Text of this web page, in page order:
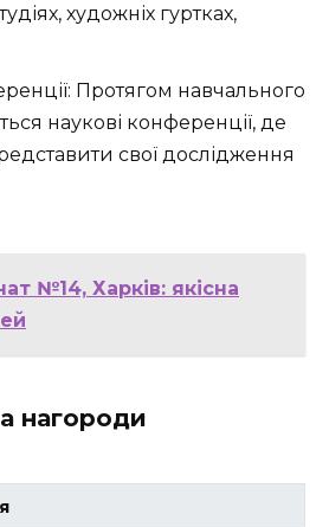
художніх гуртках,
Протягом навчального
наукові конференції, де
свої дослідження
№14, Харків: якісна
нагороди